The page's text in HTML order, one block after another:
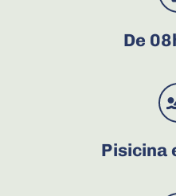
De
Pisicina